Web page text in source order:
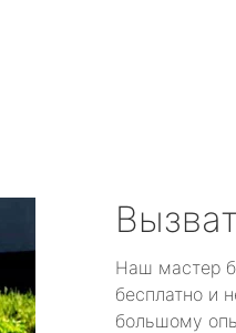
Наш мастер
бесплатно и
большому